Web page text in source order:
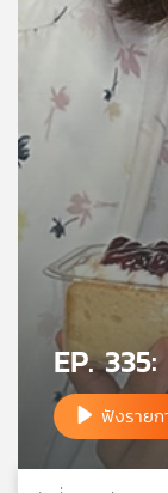
กิจกรรม
เกี่ยว
กับ
เรา
ข่าย
EP.
ฟังรายก